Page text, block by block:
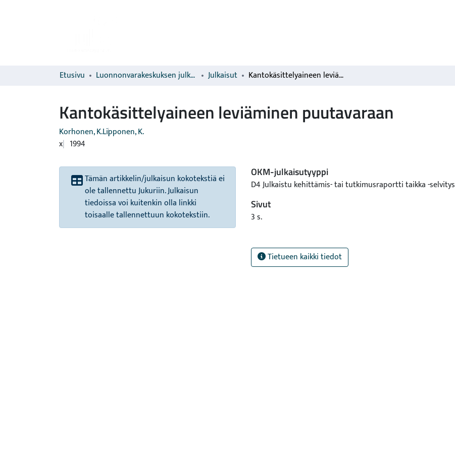
Etusivu Luonnonvarakeskuksen julkaisut Julkaisut Kantokäsittelyaineen leviäminen puutavaraan
Kantokäsittelyaineen leviäminen puutavaraan
Korhonen, K.Lipponen, K.
x 1994
Tämän artikkelin/julkaisun kokotekstiä ei
ole tallennettu Jukuriin. Julkaisun
tiedoissa voi kuitenkin olla linkki
toisaalle tallennettuun kokotekstiin.
OKM-julkaisutyyppi
D4 Julkaistu kehittämis- tai tutkimusraportti taikka -selvitys
Sivut
3 s.
Tietueen kaikki tiedot